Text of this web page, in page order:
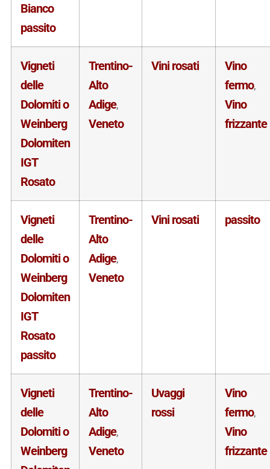
Bianco
passito
Vigneti
delle
Dolomiti o
Weinberg
Dolomiten
IGT
Rosato
Trentino-
Alto
Adige,
Veneto
Vini rosati
Vino
fermo,
Vino
frizzante
Vigneti
delle
Dolomiti o
Weinberg
Dolomiten
IGT
Rosato
passito
Trentino-
Alto
Adige,
Veneto
Vini rosati passito
Vigneti
delle
Dolomiti o
Weinberg
Trentino-
Alto
Adige,
Veneto
Uvaggi
rossi
Vino
fermo,
Vino
frizzante